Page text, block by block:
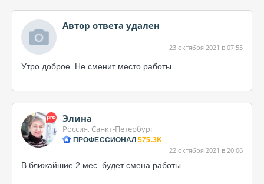
Автор ответа удален
23 октября 2021 в 07:55
Утро доброе. Не сменит место работы
Элина
Россия, Санкт-Петербург
ПРОФЕССИОНАЛ 575.3K
22 октября 2021 в 20:06
В ближайшие 2 мес. будет смена работы.